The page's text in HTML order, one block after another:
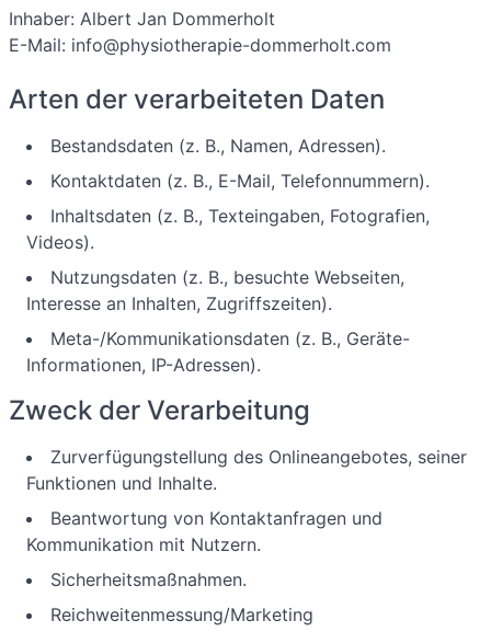
Inhaber: Albert Jan Dommerholt
E-Mail: info@physiotherapie-dommerholt.com
Arten der verarbeiteten Daten
Bestandsdaten (z. B., Namen, Adressen).
Kontaktdaten (z. B., E-Mail, Telefonnummern).
Inhaltsdaten (z. B., Texteingaben, Fotografien,
Videos).
Nutzungsdaten (z. B., besuchte Webseiten,
Interesse an Inhalten, Zugriffszeiten).
Meta-/Kommunikationsdaten (z. B., Geräte-
Informationen, IP-Adressen).
Zweck der Verarbeitung
Zurverfügungstellung des Onlineangebotes, seiner
Funktionen und Inhalte.
Beantwortung von Kontaktanfragen und
Kommunikation mit Nutzern.
Sicherheitsmaßnahmen.
Reichweitenmessung/Marketing